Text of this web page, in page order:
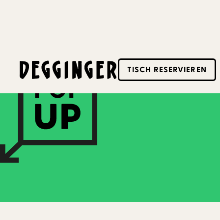
Dieses Event hat schon stattgefunden! Schaue
TISCH RESERVIEREN
23.4.2023 -30.4.2023